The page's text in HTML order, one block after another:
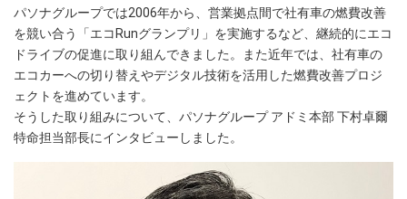
パソナグループでは2006年から、営業拠点間で社有車の燃費改善
を競い合う「エコRunグランプリ」を実施するなど、継続的にエコ
ドライブの促進に取り組んできました。また近年では、社有車の
エコカーへの切り替えやデジタル技術を活用した燃費改善プロジ
ェクトを進めています。
そうした取り組みについて、パソナグループ アドミ本部 下村卓爾
特命担当部長にインタビューしました。